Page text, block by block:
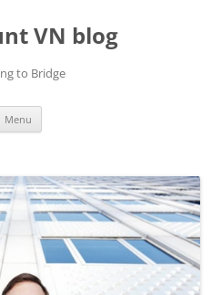
VN blog
to Bridge
Menu